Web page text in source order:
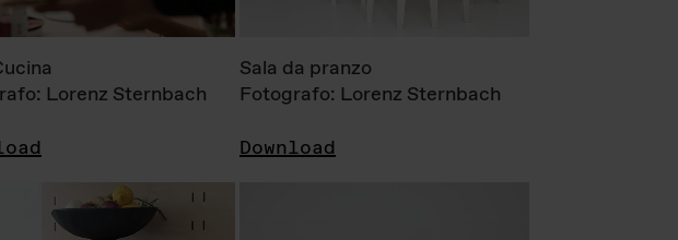
Lorenz Sternbach
Sala da pranzo
Fotografo: Lorenz Sternbach
Download